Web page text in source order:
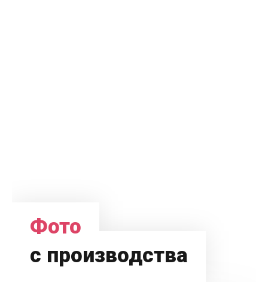
Фото
с производства